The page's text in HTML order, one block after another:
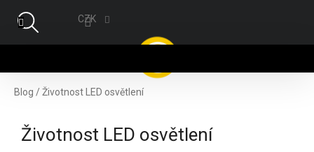
CZK
Blog /Životnost LED osvětlení
Životnost LED osvětlení